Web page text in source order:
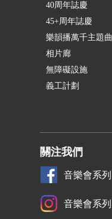
40周年誌慶
45+周年誌慶
樂韻播萬千主題曲
相片廊
無障礙設施
義工計劃
關注我們
音樂會系列
音樂會系列